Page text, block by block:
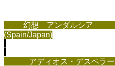
幻想 アンダルシア
(Spain/Japan)
アディオス・デス